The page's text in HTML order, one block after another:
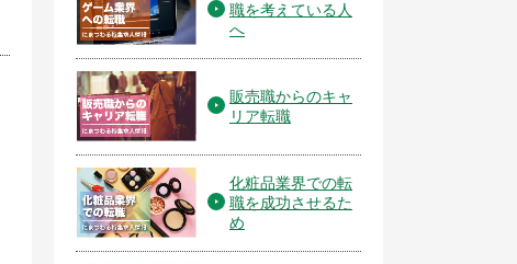
職を考えている人
へ
販売職からのキャ
リア転職
化粧品業界での転
職を成功させるた
め